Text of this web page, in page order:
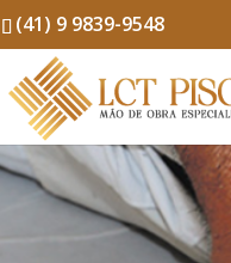
(41) 9 9839-9548